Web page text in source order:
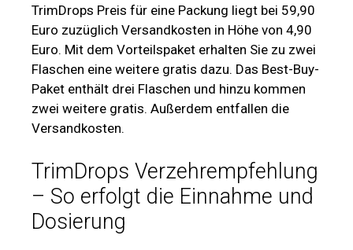
TrimDrops Preis für eine Packung liegt bei 59,90
Euro zuzüglich Versandkosten in Höhe von 4,90
Euro. Mit dem Vorteilspaket erhalten Sie zu zwei
Flaschen eine weitere gratis dazu. Das Best-Buy-
Paket enthält drei Flaschen und hinzu kommen
zwei weitere gratis. Außerdem entfallen die
Versandkosten.
TrimDrops Verzehrempfehlung
– So erfolgt die Einnahme und
Dosierung